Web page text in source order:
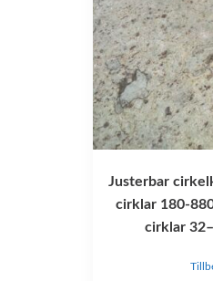
Justerbar
cirklar 180-
cirklar